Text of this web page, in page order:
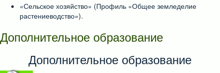
«Сельское хозяйство» (Профиль «Общее земледелие
растениеводство»).
Дополнительное образование
Дополнительное образование